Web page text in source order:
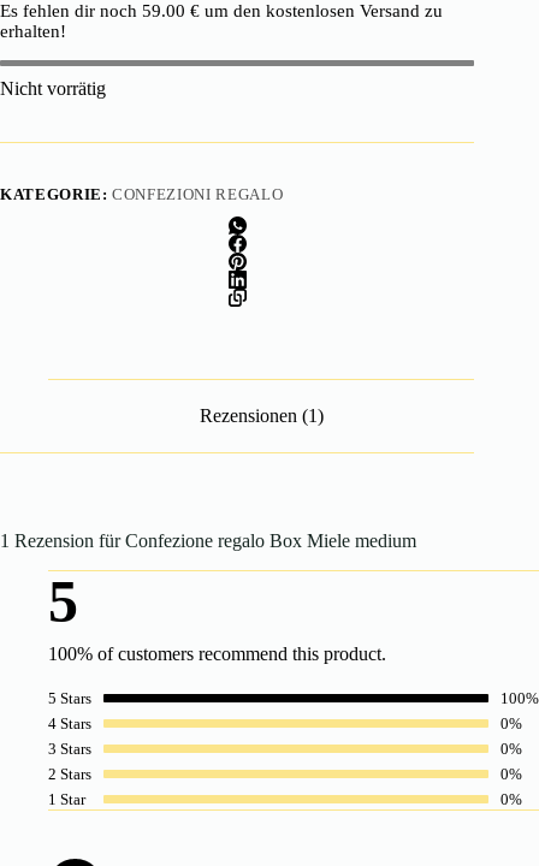
Es fehlen dir noch 59.00 € um den kostenlosen Versand zu
erhalten!
Nicht vorrätig
KATEGORIE:CONFEZIONI REGALO
Rezensionen (1)
1 Rezension fürConfezione regalo Box Miele medium
5
100% of customers recommend this product.
5 Stars
100%
4 Stars
0%
3 Stars
0%
2 Stars
0%
1 Star
0%